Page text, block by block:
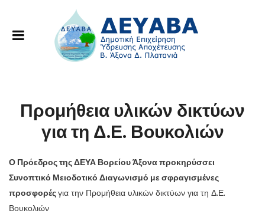
Προμήθεια υλικών δικτύων
για τη Δ.Ε. Βουκολιών
Ο Πρόεδρος της ΔΕΥΑ Βορείου Άξονα προκηρύσσει
Συνοπτικό Μειοδοτικό Διαγωνισμό με σφραγισμένες
προσφορέςγια την Προμήθεια υλικών δικτύων για τη Δ.Ε.
Βουκολιών